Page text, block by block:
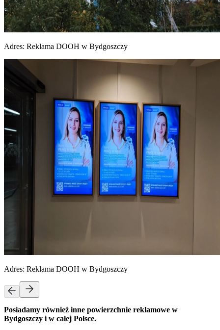
Adres: Reklama DOOH w Bydgoszczy
Adres: Reklama DOOH w Bydgoszczy
Posiadamy również inne powierzchnie reklamowe w
Bydgoszczy i w całej Polsce.